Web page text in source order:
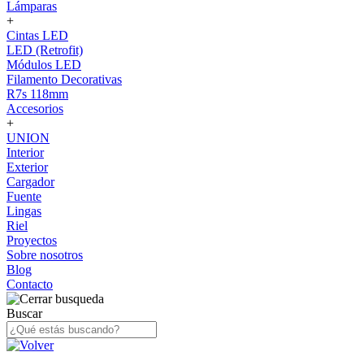
Lámparas
+
Cintas LED
LED (Retrofit)
Módulos LED
Filamento Decorativas
R7s 118mm
Accesorios
+
UNION
Interior
Exterior
Cargador
Fuente
Lingas
Riel
Proyectos
Sobre nosotros
Blog
Contacto
Buscar